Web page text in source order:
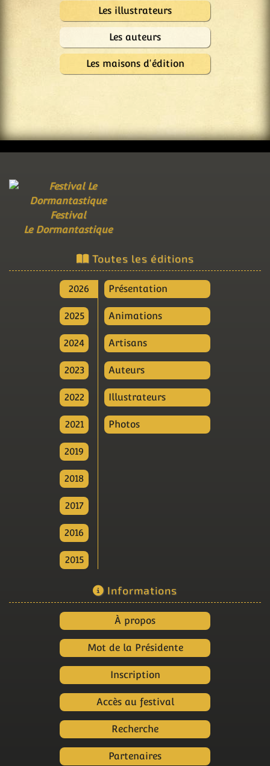
Les illustrateurs
Les auteurs
Les maisons d'édition
Festival
Le Dormantastique
Toutes les éditions
2026
2025
2024
2023
2022
2021
2019
2018
2017
2016
2015
Présentation
Animations
Artisans
Auteurs
Illustrateurs
Photos
Informations
À propos
Mot de la Présidente
Inscription
Accès au festival
Recherche
Partenaires